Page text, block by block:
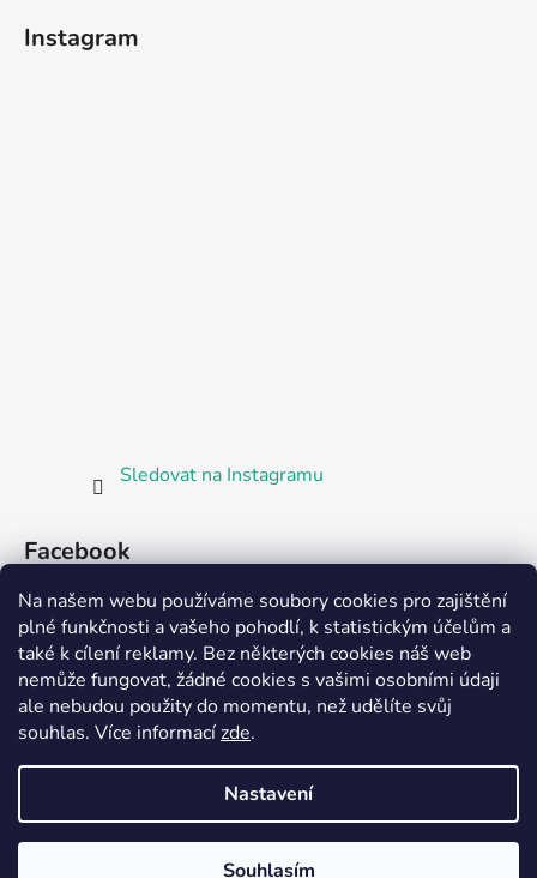
Na našem webu používáme soubory cookies pro zajištění
plné funkčnosti a vašeho pohodlí, k statistickým účelům a
také k cílení reklamy. Bez některých cookies náš web
nemůže fungovat, žádné cookies s vašimi osobními údaji
ale nebudou použity do momentu, než udělíte svůj
souhlas. Více informacízde.
Nastavení
Souhlasím
Instagram
Sledovat na Instagramu
Facebook
Partnerská prodejna Barefoot Plzeň
Vytvořil Shoptet